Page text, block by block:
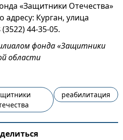
«Защитники Отечества»
адресу: Курган, улица
44-35-05.
фонда «Защитники
области
реабилитация